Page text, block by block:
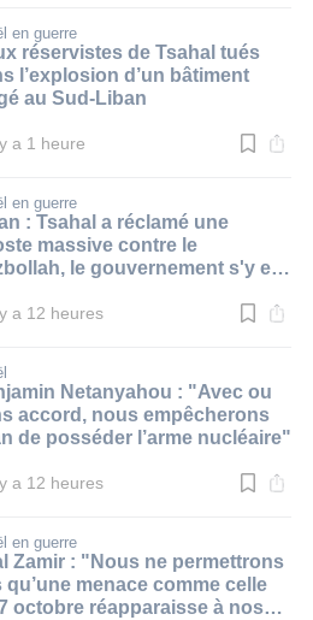
en guerre
réservistes de Tsahal tués
l’explosion d’un bâtiment
au Sud-Liban
a 1 heure
en guerre
: Tsahal a réclamé une
massive contre le
le gouvernement s'y est
a 12 heures
Netanyahou : "Avec ou
accord, nous empêcherons
de posséder l’arme nucléaire"
a 12 heures
en guerre
Zamir : "Nous ne permettrons
qu’une menace comme celle
octobre réapparaisse à nos